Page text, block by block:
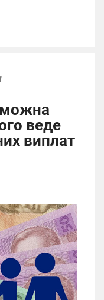
веде
виплат